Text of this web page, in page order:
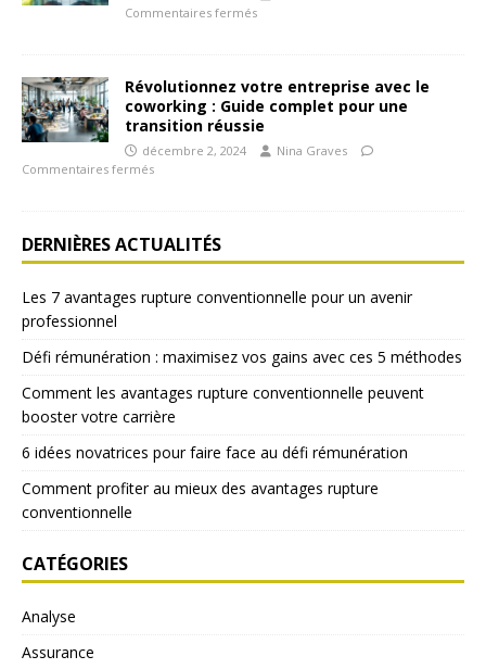
Commentaires fermés
Révolutionnez votre entreprise avec le
coworking : Guide complet pour une
transition réussie
décembre 2, 2024
Nina Graves
Commentaires fermés
DERNIÈRES ACTUALITÉS
Les 7 avantages rupture conventionnelle pour un avenir
professionnel
Défi rémunération : maximisez vos gains avec ces 5 méthodes
Comment les avantages rupture conventionnelle peuvent
booster votre carrière
6 idées novatrices pour faire face au défi rémunération
Comment profiter au mieux des avantages rupture
conventionnelle
CATÉGORIES
Analyse
Assurance